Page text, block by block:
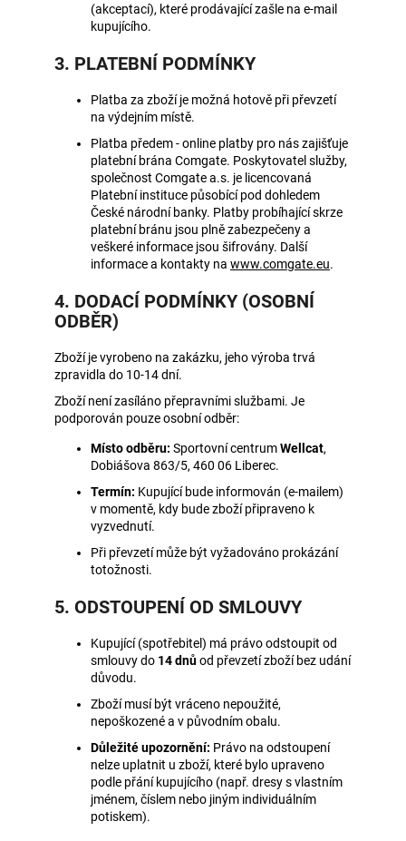
(akceptací), které prodávající zašle na e-mail
kupujícího.
3. PLATEBNÍ PODMÍNKY
Platba za zboží je možná hotově při převzetí
na výdejním místě.
Platba předem - online platby pro nás zajišťuje
platební brána Comgate. Poskytovatel služby,
společnost Comgate a.s. je licencovaná
Platební instituce působící pod dohledem
České národní banky. Platby probíhající skrze
platební bránu jsou plně zabezpečeny a
veškeré informace jsou šifrovány. Další
informace a kontakty na www.comgate.eu.
4. DODACÍ PODMÍNKY (OSOBNÍ
ODBĚR)
Zboží je vyrobeno na zakázku, jeho výroba trvá
zpravidla do 10-14 dní.
Zboží není zasíláno přepravními službami. Je
podporován pouze osobní odběr:
Místo odběru: Sportovní centrumWellcat,
Dobiášova 863/5, 460 06 Liberec.
Termín: Kupující bude informován (e-mailem)
v momentě, kdy bude zboží připraveno k
vyzvednutí.
Při převzetí může být vyžadováno prokázání
totožnosti.
5. ODSTOUPENÍ OD SMLOUVY
Kupující (spotřebitel) má právo odstoupit od
smlouvy do 14 dnůod převzetí zboží bez udání
důvodu.
Zboží musí být vráceno nepoužité,
nepoškozené a v původním obalu.
Důležité upozornění: Právo na odstoupení
nelze uplatnit u zboží, které bylo upraveno
podle přání kupujícího (např. dresy s vlastním
jménem, číslem nebo jiným individuálním
potiskem).